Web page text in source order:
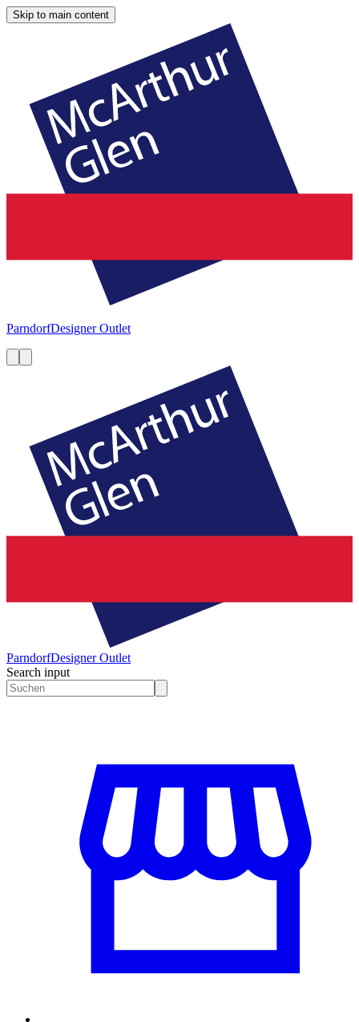
Skip to main content
ParndorfDesigner Outlet
ParndorfDesigner Outlet
Search input